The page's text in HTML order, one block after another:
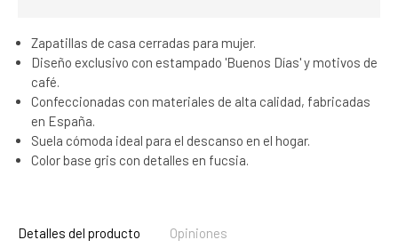
Zapatillas de casa cerradas para mujer.
Diseño exclusivo con estampado 'Buenos Días' y motivos de
café.
Confeccionadas con materiales de alta calidad, fabricadas
en España.
Suela cómoda ideal para el descanso en el hogar.
Color base gris con detalles en fucsia.
Detalles del producto Opiniones